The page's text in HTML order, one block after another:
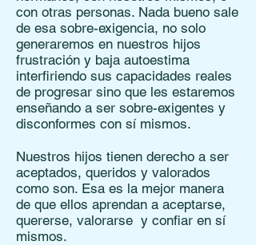
con otras personas. Nada bueno sale
de esa sobre-exigencia, no solo
generaremos en nuestros hijos
frustración y baja autoestima
interfiriendo sus capacidades reales
de progresar sino que les estaremos
enseñando a ser sobre-exigentes y
disconformes con sí mismos.
Nuestros hijos tienen derecho a ser
aceptados, queridos y valorados
como son. Esa es la mejor manera
de que ellos aprendan a aceptarse,
quererse, valorarse y confiar en sí
mismos.